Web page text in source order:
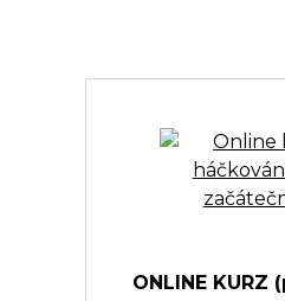
ONLINE KURZ